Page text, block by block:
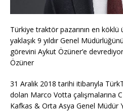
Türkiye traktör pazarının en köklü
yaklaşık 9 yıldır Genel
görevini Aykut Özüner’e
Özüner
31 Aralık 2018 tarihi itibarıyla
dolan Marco Votta çalışmalarına
Kafkas & Orta Asya Genel Müdür